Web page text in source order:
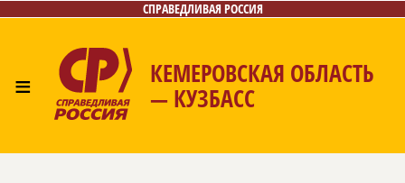
СПРАВЕДЛИВАЯ РОССИЯ
≡ КЕМЕРОВСКАЯ ОБЛАСТЬ
— КУЗБАСС